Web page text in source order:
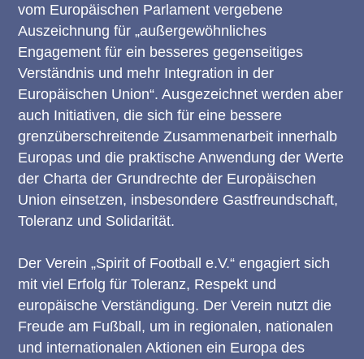
vom Europäischen Parlament vergebene
Auszeichnung für „außergewöhnliches
Engagement für ein besseres gegenseitiges
Verständnis und mehr Integration in der
Europäischen Union“. Ausgezeichnet werden aber
auch Initiativen, die sich für eine bessere
grenzüberschreitende Zusammenarbeit innerhalb
Europas und die praktische Anwendung der Werte
der Charta der Grundrechte der Europäischen
Union einsetzen, insbesondere Gastfreundschaft,
Toleranz und Solidarität.
Der Verein „Spirit of Football e.V.“ engagiert sich
mit viel Erfolg für Toleranz, Respekt und
europäische Verständigung. Der Verein nutzt die
Freude am Fußball, um in regionalen, nationalen
und internationalen Aktionen ein Europa des